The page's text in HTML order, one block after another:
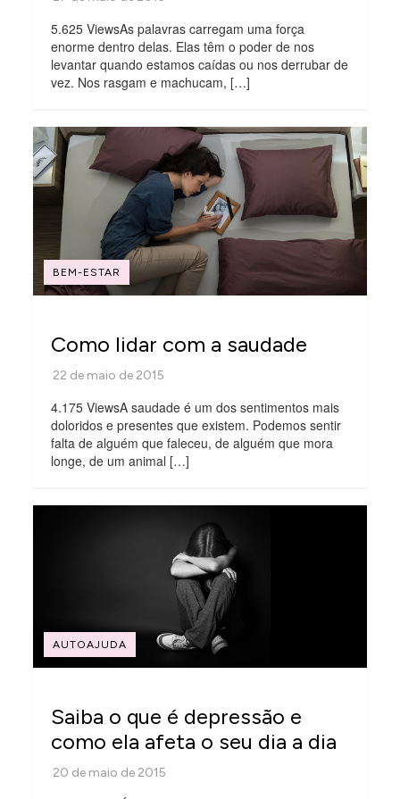
5.625 ViewsAs palavras carregam uma força
enorme dentro delas. Elas têm o poder de nos
levantar quando estamos caídas ou nos derrubar de
vez. Nos rasgam e machucam, […]
BEM-ESTAR
Como lidar com a saudade
4.175 ViewsA saudade é um dos sentimentos mais
doloridos e presentes que existem. Podemos sentir
falta de alguém que faleceu, de alguém que mora
longe, de um animal […]
AUTOAJUDA
Saiba o que é depressão e
como ela afeta o seu dia a dia